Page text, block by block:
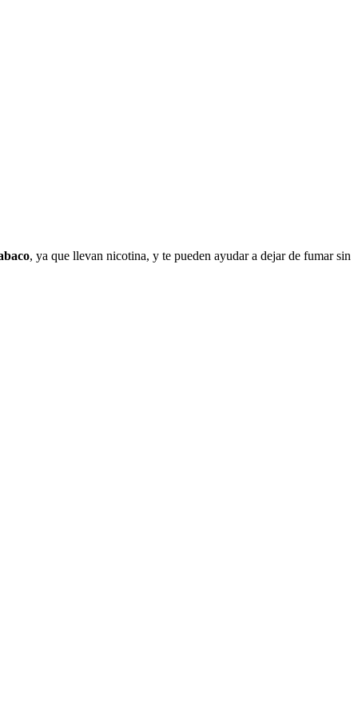
, ya quе llevan nicotina, у te pueden ayudar а dejar dе fumar sin